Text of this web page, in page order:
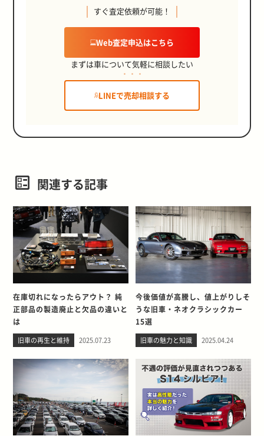
すぐ査定依頼が可能！
Web査定申込はこちら
まずは車について気軽に相談したい
LINEで売却相談する
関連する記事
在庫切れになったらアウト？ 純
正部品の製造廃止と欠品の違いと
は
旧車の再生と維持 2025.07.23
今後価値が高騰し、値上がりしそ
うな旧車・ネオクラシックカー
15選
旧車の魅力と知識 2025.04.24